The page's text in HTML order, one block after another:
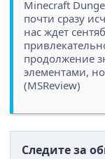
Minecraft
почти сразу
нас ждет
продолжение
элементами,
(MSReview)
Следите за